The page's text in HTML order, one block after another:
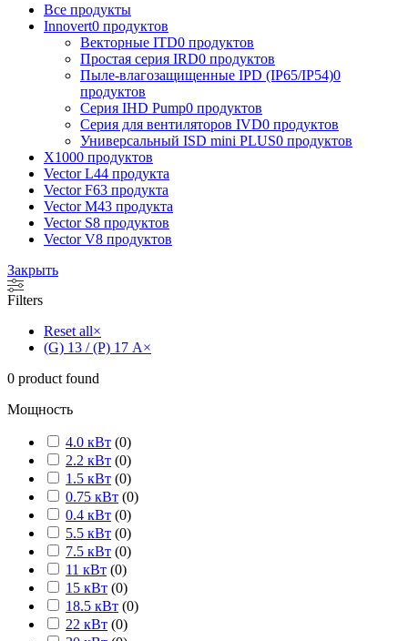
Все продукты
Innovert0 продуктов
Векторные ITD0 продуктов
Простая серия IRD0 продуктов
Пыле-влагозащищенные IPD (IP65/IP54)0
продуктов
Серия IHD Pump0 продуктов
Серия для вентиляторов IVD0 продуктов
Универсальный ISD mini PLUS0 продуктов
X1000 продуктов
Vector L44 продукта
Vector F63 продукта
Vector M43 продукта
Vector S8 продуктов
Vector V8 продуктов
Закрыть
Filters
Reset all×
(G) 13 / (P) 17 А×
0 product found
Мощность
4.0 кВт (0)
2.2 кВт (0)
1.5 кВт (0)
0.75 кВт (0)
0.4 кВт (0)
5.5 кВт (0)
7.5 кВт (0)
11 кВт (0)
15 кВт (0)
18.5 кВт (0)
22 кВт (0)